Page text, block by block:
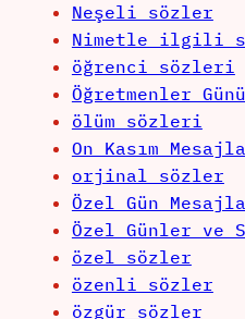
Neşeli sözler
Nimetle ilgili
öğrenci sözleri
Öğretmenler
ölüm sözleri
On Kasım
orjinal sözler
Özel Gün
Özel Günler ve
özel sözler
özenli sözler
özgür sözler